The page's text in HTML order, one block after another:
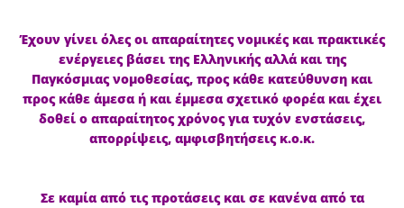
Έχουν γίνει όλες οι απαραίτητες νομικές και πρακτικές
ενέργειες βάσει της Ελληνικής αλλά και της
Παγκόσμιας νομοθεσίας, προς κάθε κατεύθυνση και
προς κάθε άμεσα ή και έμμεσα σχετικό φορέα και έχει
δοθεί ο απαραίτητος χρόνος για τυχόν ενστάσεις,
απορρίψεις, αμφισβητήσεις κ.ο.κ.
Σε καμία από τις προτάσεις και σε κανένα από τα